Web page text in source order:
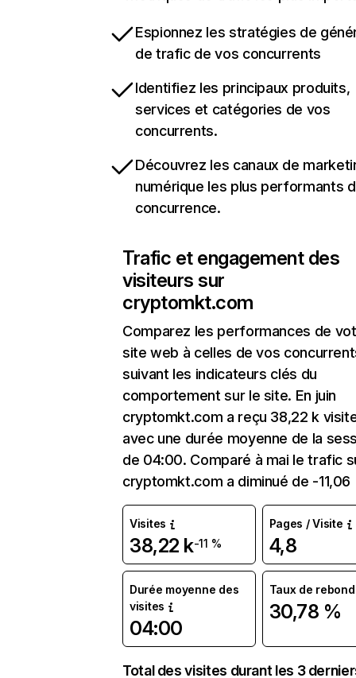
Espionnez les stratégies de
de trafic de vos concurrents
Identifiez les principaux produits,
services et catégories de vos
concurrents.
Découvrez les canaux de
numérique les plus performants
concurrence.
Trafic et engagement des
visiteurs sur
cryptomkt.com
Comparez les performances de
site web à celles de vos
suivant les indicateurs clés du
comportement sur le site. En juin
cryptomkt.com a reçu 38,22 k
avec une durée moyenne de la
de 04:00. Comparé à mai le trafic
cryptomkt.com a diminué de -11,06
Visites
38,22 k-11 %
Pages / Visite
4,8
Durée moyenne des
visites
04:00
Taux de rebond
30,78 %
Total des visites durant les 3